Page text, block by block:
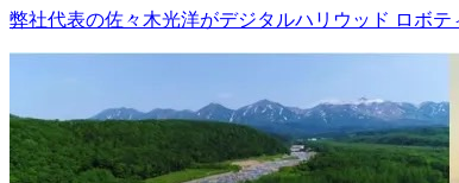
弊社代表の佐々木光洋がデジタルハリウッド ロボ